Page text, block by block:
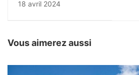
période bloquée
18 avril 2024
Vous aimerez aussi